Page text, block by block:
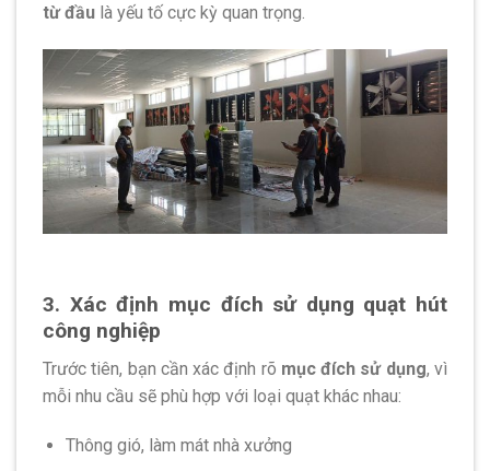
từ đầu là yếu tố cực kỳ quan trọng.
3. Xác định mục đích sử dụng quạt hút
công nghiệp
Trước tiên, bạn cần xác định rõ mục đích sử dụng, vì
mỗi nhu cầu sẽ phù hợp với loại quạt khác nhau:
Thông gió, làm mát nhà xưởng